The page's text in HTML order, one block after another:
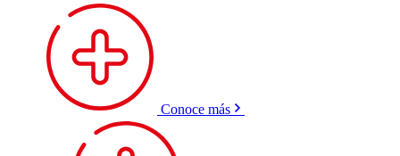
Conoce más